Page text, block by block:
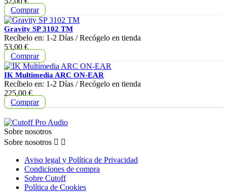
Comprar
Gravity SP 3102 TM
Recíbelo en: 1-2 Días / Recógelo en tienda
Precio
53,00 €
Comprar
IK Multimedia ARC ON-EAR
Recíbelo en: 1-2 Días / Recógelo en tienda
Precio
225,00 €
Comprar
Sobre nosotros
Sobre nosotros  
Aviso legal y Política de Privacidad
Condiciones de compra
Sobre Cutoff
Política de Cookies